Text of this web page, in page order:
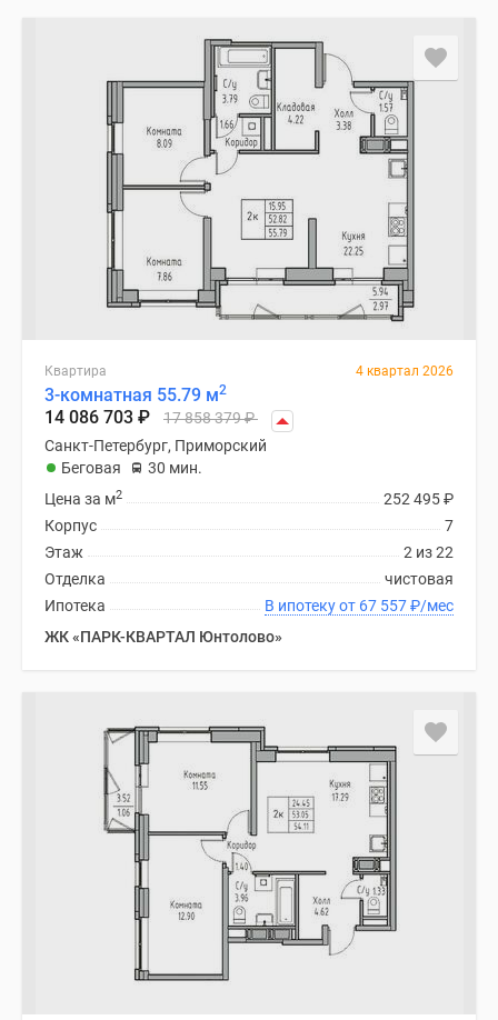
Квартира 4 квартал 2026
3-комнатная 55.79 м2
14 086 703 ₽ 17 858 379₽
Санкт-Петербург, Приморский
Беговая
30 мин.
252 495₽
Цена за м2
7
Корпус
2 из 22
Этаж
чистовая
Отделка
В ипотеку от 67 557₽/мес
Ипотека
ЖК «ПАРК-КВАРТАЛ Юнтолово»